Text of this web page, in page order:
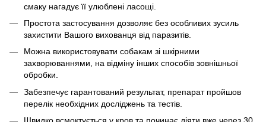
смаку нагадує її улюблені ласощі.
Простота застосування дозволяє без особливих зусиль
захистити Вашого вихованця від паразитів.
Можна використовувати собакам зі шкірними
захворюваннями, на відміну інших способів зовнішньої
обробки.
Забезпечує гарантований результат, препарат пройшов
перелік необхідних досліджень та тестів.